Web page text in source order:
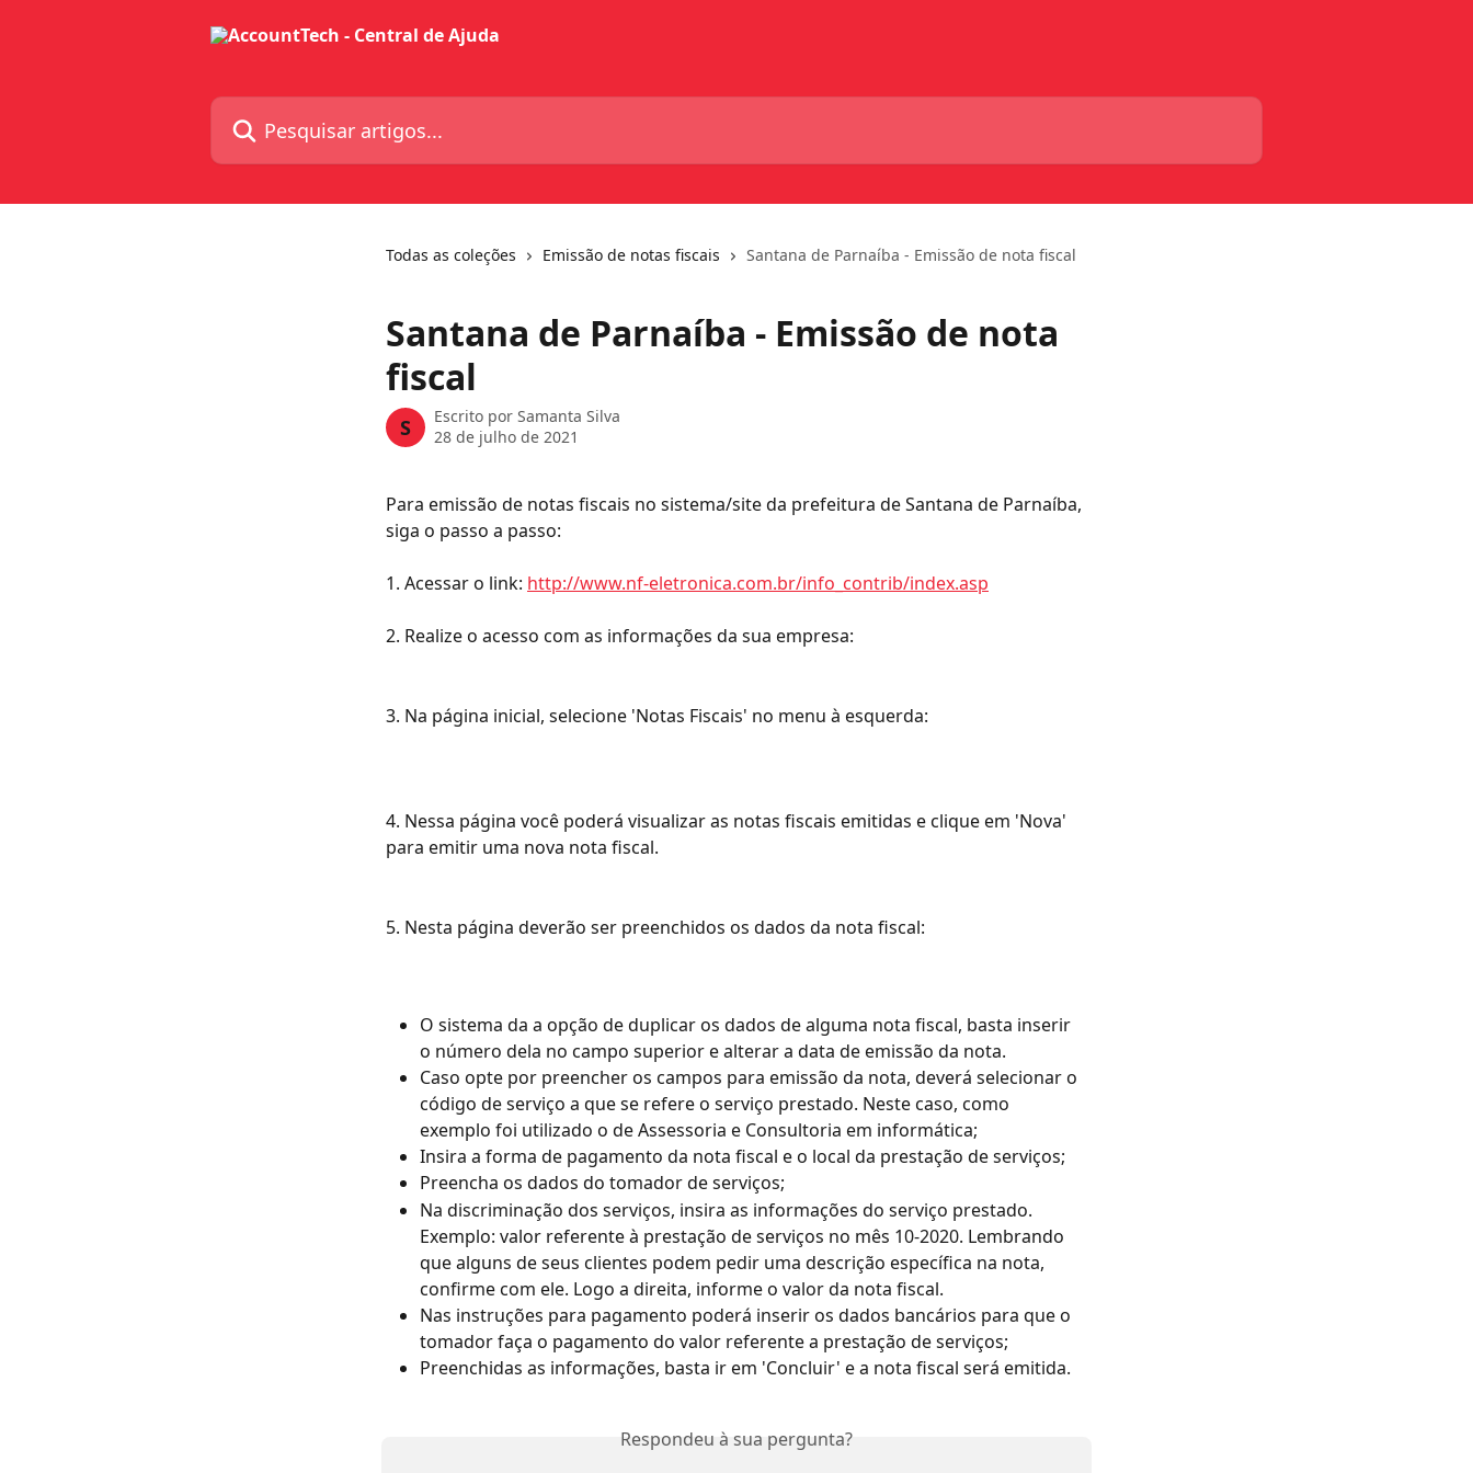
Pesquisar artigos...
Todas as coleções Emissão de notas fiscais Santana de Parnaíba - Emissão de nota fiscal
Santana de Parnaíba - Emissão de nota
fiscal
S Escrito por Samanta Silva
28 de julho de 2021
Para emissão de notas fiscais no sistema/site da prefeitura de Santana de Parnaíba,
siga o passo a passo:
1. Acessar o link: http://www.nf-eletronica.com.br/info_contrib/index.asp
2. Realize o acesso com as informações da sua empresa:
3. Na página inicial, selecione 'Notas Fiscais' no menu à esquerda:
4. Nessa página você poderá visualizar as notas fiscais emitidas e clique em 'Nova'
para emitir uma nova nota fiscal.
5. Nesta página deverão ser preenchidos os dados da nota fiscal:
O sistema da a opção de duplicar os dados de alguma nota fiscal, basta inserir
o número dela no campo superior e alterar a data de emissão da nota.
Caso opte por preencher os campos para emissão da nota, deverá selecionar o
código de serviço a que se refere o serviço prestado. Neste caso, como
exemplo foi utilizado o de Assessoria e Consultoria em informática;
Insira a forma de pagamento da nota fiscal e o local da prestação de serviços;
Preencha os dados do tomador de serviços;
Na discriminação dos serviços, insira as informações do serviço prestado.
Exemplo: valor referente à prestação de serviços no mês 10-2020. Lembrando
que alguns de seus clientes podem pedir uma descrição específica na nota,
confirme com ele. Logo a direita, informe o valor da nota fiscal.
Nas instruções para pagamento poderá inserir os dados bancários para que o
tomador faça o pagamento do valor referente a prestação de serviços;
Preenchidas as informações, basta ir em 'Concluir' e a nota fiscal será emitida.
Respondeu à sua pergunta?